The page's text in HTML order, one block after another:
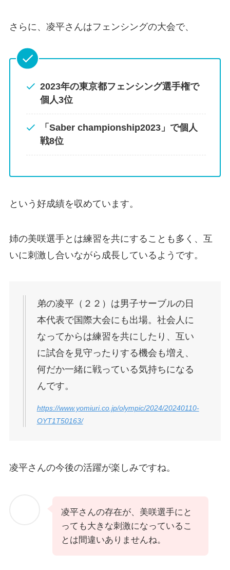
さらに、凌平さんはフェンシングの大会で、
2023年の東京都フェンシング選手権で
個人3位
「Saber championship2023」で個人
戦8位
という好成績を収めています。
姉の美咲選手とは練習を共にすることも多く、互
いに刺激し合いながら成長しているようです。
弟の凌平（２２）は男子サーブルの日
本代表で国際大会にも出場。社会人に
なってからは練習を共にしたり、互い
に試合を見守ったりする機会も増え、
何だか一緒に戦っている気持ちになる
んです。
https://www.yomiuri.co.jp/olympic/2024/20240110-
OYT1T50163/
凌平さんの今後の活躍が楽しみですね。
凌平さんの存在が、美咲選手にと
っても大きな刺激になっているこ
とは間違いありませんね。